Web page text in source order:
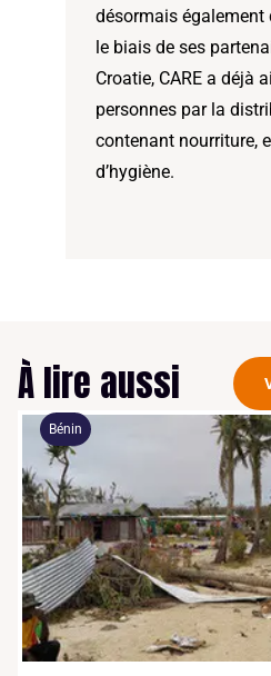
désormais également
le biais de ses
Croatie, CARE a déjà
personnes par la
contenant nourriture,
d’hygiène.
À lire aussi
Bénin